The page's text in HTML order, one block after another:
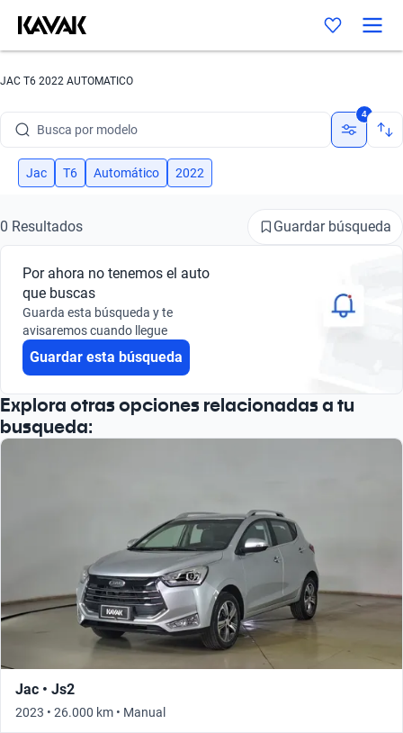
JAC T6 2022 AUTOMATICO
Busca por modelo
Busca por versión
Busca por marca
Busca por modelo
Busca por versión
4
Jac T6 Automático 2022
0 Resultados Guardar búsqueda
Por ahora no tenemos el auto
que buscas
Guarda esta búsqueda y te
avisaremos cuando llegue
Guardar esta búsqueda
Explora otras opciones relacionadas a tu
busqueda:
Jac • Js2
2023 • 26.000 km • Manual